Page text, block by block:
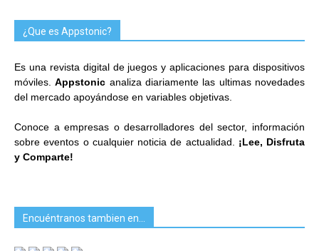
¿Que es Appstonic?
Es una revista digital de juegos y aplicaciones para dispositivos
móviles.Appstonic analiza diariamente las ultimas novedades
del mercado apoyándose en variables objetivas.
Conoce a empresas o desarrolladores del sector, información
sobre eventos o cualquier noticia de actualidad. ¡Lee, Disfruta
y Comparte!
Encuéntranos tambien en…